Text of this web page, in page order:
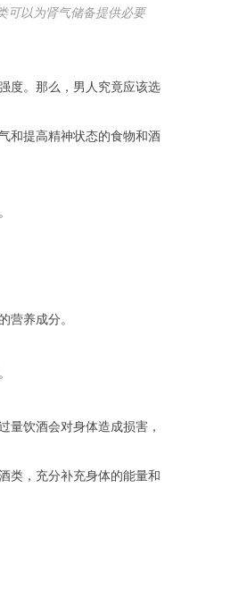
可以为肾气储备提供必要
度。那么，男人究竟应该选
和提高精神状态的食物和酒
营养成分。
饮酒会对身体造成损害，
类，充分补充身体的能量和